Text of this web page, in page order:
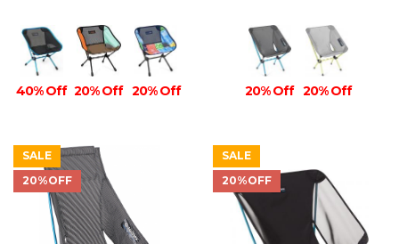
40% Off 20% Off 20% Off 20% Off 20% Off
SALE
20%OFF
SALE
20%OFF